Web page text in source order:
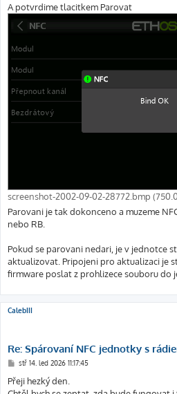
A potvrdime tlacitkem Parovat
screenshot-2002-09-02-28772.bmp
Parovani je tak dokonceno a muzeme
nebo RB.
Pokud se parovani nedari, je v jednotce
aktualizovat. Pripojeni pro aktualizaci je
firmware poslat z prohlizece souboru do
CalebIII
Re: Spárovaní NFC jednotky s
P
í
s
stř 14. led 2026 11:17:45
Přeji hezký den.